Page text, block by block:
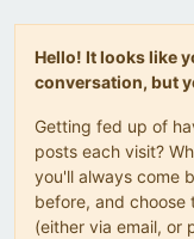
Hello! It looks like
conversation, but
Getting fed up of
posts each visit?
you'll always come
before, and choose
(either via email, or